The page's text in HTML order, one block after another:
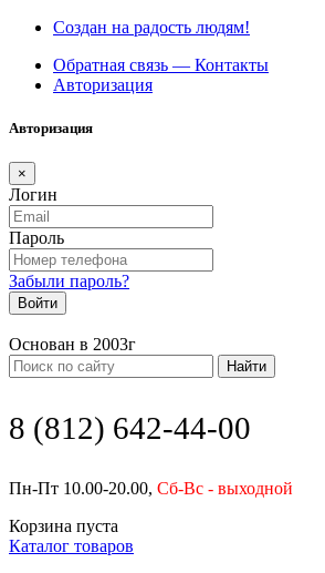
Создан на радость людям!
Обратная связь — Контакты
Авторизация
Авторизация
×
Логин
Пароль
Забыли пароль?
Войти
Основан в 2003г
Найти
8 (812) 642-44-00
Пн-Пт 10.00-20.00, Сб-Вс - выходной
Корзина пуста
Каталог товаров